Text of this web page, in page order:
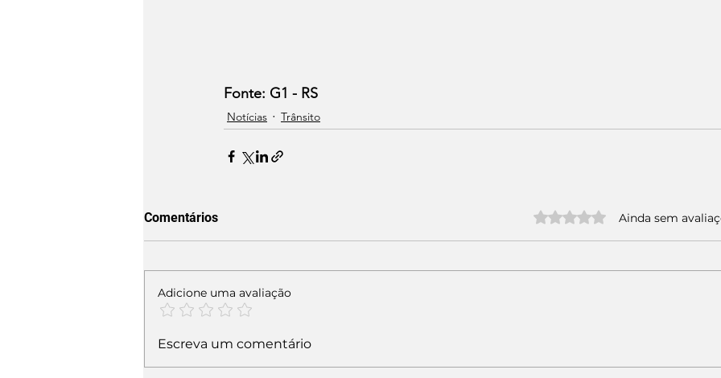
Fonte: G1 - RS
Notícias Trânsito
Comentários Avaliado com 0 de 5 estrelas.
Ainda sem
Adicione uma avaliação
Escreva um comentário